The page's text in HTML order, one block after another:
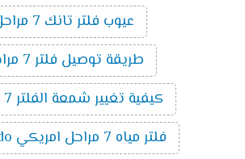
عيوب فلتر تانك 7 مراحل
طريقة توصيل فلتر 7 مراحل
كيفية تغيير شمعة الفلتر 7 مراحل
فلتر مياه 7 مراحل امريكي tornado